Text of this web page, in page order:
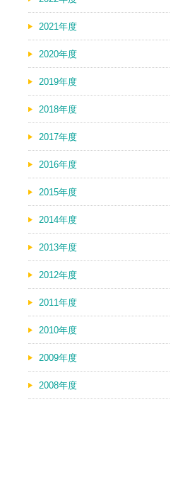
2021年度
2020年度
2019年度
2018年度
2017年度
2016年度
2015年度
2014年度
2013年度
2012年度
2011年度
2010年度
2009年度
2008年度